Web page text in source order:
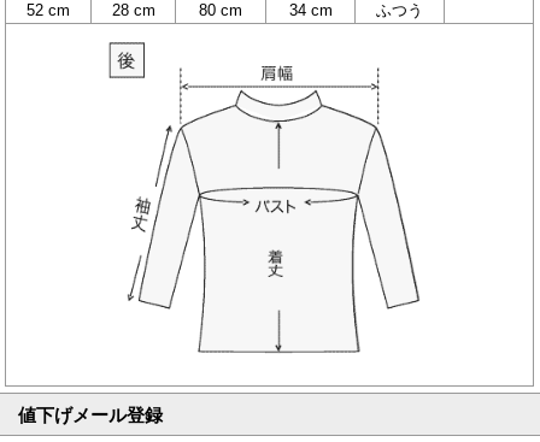
52 cm
28 cm 80 cm 34 cm ふつう
値下げメール登録